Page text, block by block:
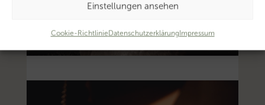
Einstellungen ansehen
Cookie-RichtlinieDatenschutzerklärungImpressum